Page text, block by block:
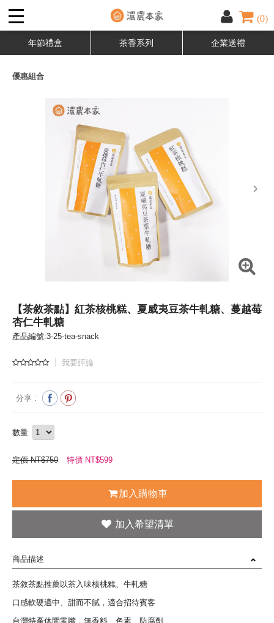
(0)
年節禮盒 茶香系列 企業送禮
優惠組合
next
【茶敘茶點】紅茶核桃糕、夏威夷豆茶牛軋糖、蔓越莓
杏仁牛軋糖
產品編號:3-25-tea-snack
我要評論
分享 :
數量
定價 NT$750 特價 NT$599
加入購物車
商品描述
茶敘茶點推薦以茶入味核桃糕、牛軋糖
口感軟硬適中、甜而不膩，適合招待賓客
台灣特產休閒零嘴，無香料、色素、防腐劑